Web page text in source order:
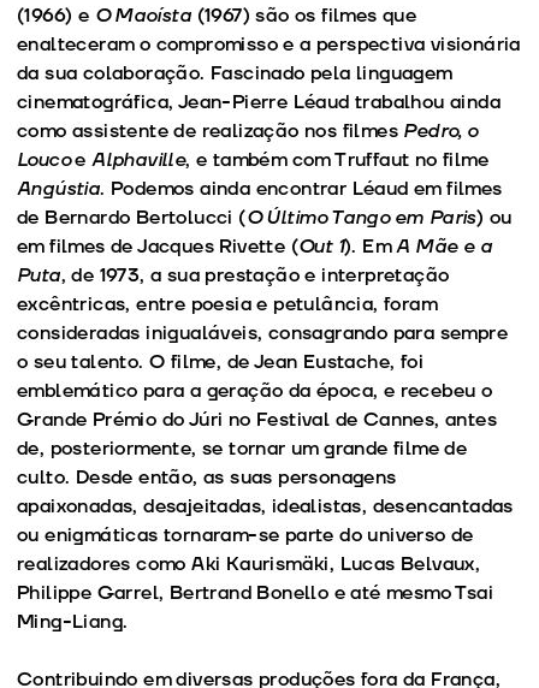
(1966) e O Maoísta (1967) são os filmes que
enalteceram o compromisso e a perspectiva visionária
da sua colaboração. Fascinado pela linguagem
cinematográfica, Jean-Pierre Léaud trabalhou ainda
como assistente de realização nos filmes Pedro, o
Loucoe Alphaville, e também com Truffaut no filme
Angústia. Podemos ainda encontrar Léaud em filmes
de Bernardo Bertolucci (O Último Tango em Paris) ou
em filmes de Jacques Rivette (Out 1). EmA Mãe e a
Puta, de 1973, a sua prestação e interpretação
excêntricas, entre poesia e petulância, foram
consideradas inigualáveis, consagrando para sempre
o seu talento. O filme, de Jean Eustache, foi
emblemático para a geração da época, e recebeu o
Grande Prémio do Júri no Festival de Cannes, antes
de, posteriormente, se tornar um grande filme de
culto. Desde então, as suas personagens
apaixonadas, desajeitadas, idealistas, desencantadas
ou enigmáticas tornaram-se parte do universo de
realizadores como Aki Kaurismäki, Lucas Belvaux,
Philippe Garrel, Bertrand Bonello e até mesmo Tsai
Ming-Liang.
Contribuindo em diversas produções fora da França,